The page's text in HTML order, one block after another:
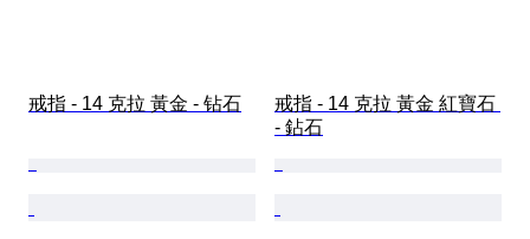
戒指 - 14 克拉 黃金 - 钻石
戒指 - 14 克拉 黃金 紅寶石
- 鉆石